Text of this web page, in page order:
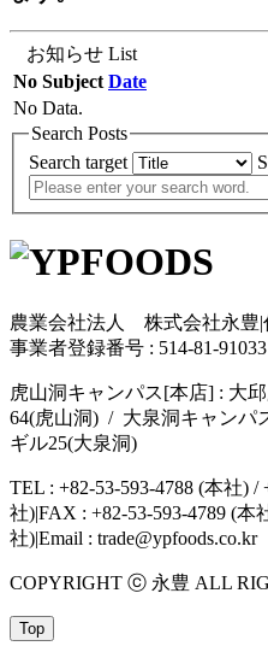
お知らせ List
No Subject Date
No Data.
Search Posts
Search target
農業会社法人 株式会社永豊|
事業者登録番号 : 514-81-91033
虎山洞キャンパス[本店] : 大
64(虎山洞) / 大泉洞キャンパ
ギル25(大泉洞)
TEL : +82-53-593-4788 (本社) /
社)|FAX : +82-53-593-4789 (本
社)|Email : trade@ypfoods.co.kr
COPYRIGHT ⓒ 永豊 ALL
Top